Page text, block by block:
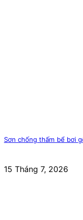
Sơn chống thấm bể bơi
15 Tháng 7, 2026